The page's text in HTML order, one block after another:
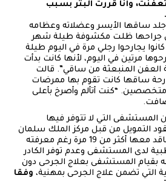
وأنا قررت البتر بسبب
ساقها الأيسر وعضلاته وعظامه
جراحها ظلت مكشوفة طيلة شهر
يجارحوا رجلي مرة في اليوم طيلة
مرتين في اليوم، لأنها كانت بدأت
العفن المنبعثة من ساقي”. قالت
ساقها كانت تقوم بها ممرضات
“كنت أتألم وأصرخ بأعلى
المستشفى التي لا تتوفر فيها
التمويل من قبل مركز الملك سلمان
للإغاثة الانسانية الذي تعاقد معها أكثر من 19 مرة رغم معرفته
لدى المستشفى وعدم توفر الكادر
بقيام المستشفى بعلاج الجرحى دون
التي تضمن علاج الجرحى بمهنية، وفقا